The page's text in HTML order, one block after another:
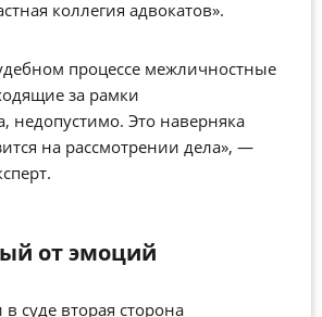
коллегия адвокатов».
процессе межличностные
за рамки
недопустимо. Это наверняка
на рассмотрении дела», —
от эмоций
в суде вторая сторона